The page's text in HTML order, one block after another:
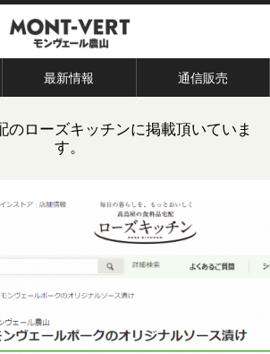
最新情報 通信販売
ローズキッチンに掲載頂いていま
す。